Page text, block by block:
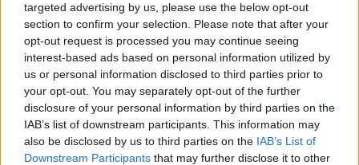
targeted advertising by us, please use the below opt-out
section to confirm your selection. Please note that after your
opt-out request is processed you may continue seeing
interest-based ads based on personal information utilized by
us or personal information disclosed to third parties prior to
your opt-out. You may separately opt-out of the further
disclosure of your personal information by third parties on the
IAB’s list of downstream participants. This information may
also be disclosed by us to third parties on the IAB’s List of
Downstream Participants that may further disclose it to other
I lavori più richiesti
Braccianti Agricoli107
Personale Non Qualificato Delle Attività Industriali e
Professioni Assimilate30
Agenti di Pubblicità20
Commessi Delle Vendite al Minuto20
Orario Lavoro